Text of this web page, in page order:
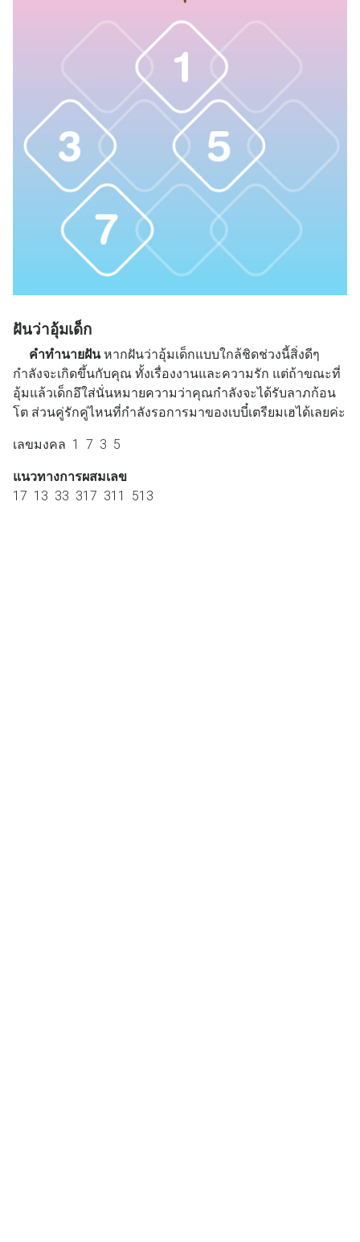
ฝันว่าอุ้มเด็ก
คำทำนายฝันหากฝันว่าอุ้มเด็กแบบใกล้ชิดช่วงนี้สิ่งดีๆ
กำลังจะเกิดขึ้นกับคุณ ทั้งเรื่องงานและความรัก แต่ถ้าขณะที่
อุ้มแล้วเด็กอึใส่นั่นหมายความว่าคุณกำลังจะได้รับลาภก้อน
โต ส่วนคู่รักคู่ไหนที่กำลังรอการมาของเบบี๋เตรียมเฮได้เลยค่ะ
เลขมงคล 1 7 3 5
แนวทางการผสมเลข
17 13 33 317 311 513